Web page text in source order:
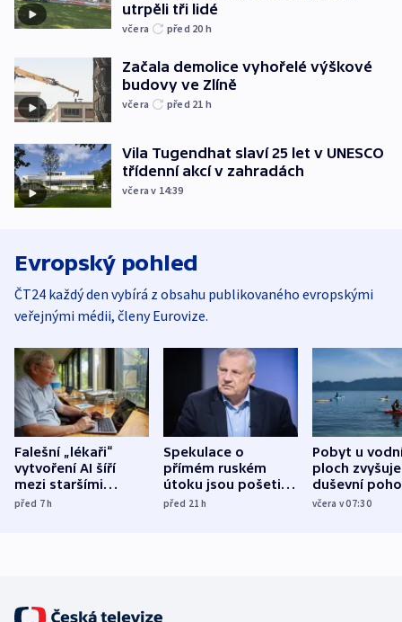
utrpěli tři lidé
včera před 20 h
Začala demolice vyhořelé výškové
budovy ve Zlíně
včera před 21 h
Vila Tugendhat slaví 25 let v UNESCO
třídenní akcí v zahradách
včera v 14:39
Evropský pohled
ČT24 každý den vybírá z obsahu publikovaného evropskými
veřejnými médii, členy Eurovize.
Falešní „lékaři“
vytvoření AI šíří
mezi staršími
Poláky nebezpečné
před 7h
Spekulace o
přímém ruském
útoku jsou pošetilé,
míní estonský
před 21h
Pobyt u
ploch zvyšuje
duševní
ukázala
včera v 07:30